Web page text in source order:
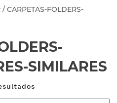
/ CARPETAS-FOLDERS-
SIMILARES